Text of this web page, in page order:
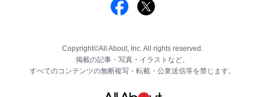
Copyright©All About, Inc. All rights reserved.
掲載の記事・写真・イラストなど、
すべてのコンテンツの無断複写・転載・公衆送信等を禁じます。